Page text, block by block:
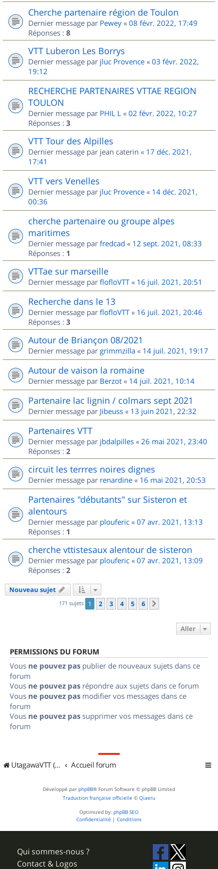
Cherche partenaire région de Toulon
Dernier message par Pewey « 08 févr. 2022, 17:49
Réponses : 8
VTT Luberon Les Borrys
Dernier message par jluc Provence « 03 févr. 2022,
19:12
RECHERCHE PARTENAIRES VTTAE REGION
TOULON
Dernier message par PHIL L « 02 févr. 2022, 10:27
Réponses : 3
VTT Tour des Alpilles
Dernier message par jean caterin « 17 déc. 2021,
17:41
VTT vers Venelles
Dernier message par jluc Provence « 14 déc. 2021,
00:36
cherche partenaire ou groupe alpes
maritimes
Dernier message par fredcad « 12 sept. 2021, 08:33
Réponses : 1
VTTae sur marseille
Dernier message par flofloVTT« 16 juil. 2021, 20:51
Recherche dans le 13
Dernier message par flofloVTT« 16 juil. 2021, 20:46
Réponses : 3
Autour de Briançon 08/2021
Dernier message par grimmzilla « 14 juil. 2021, 19:17
Autour de vaison la romaine
Dernier message par Berzot « 14 juil. 2021, 10:14
Partenaire lac lignin / colmars sept 2021
Dernier message par Jibeuss « 13 juin 2021, 22:32
Partenaires VTT
Dernier message par jbdalpilles « 26 mai 2021, 23:40
Réponses : 2
circuit les terrres noires dignes
Dernier message par renardine « 16 mai 2021, 20:53
Partenaires "débutants" sur Sisteron et
alentours
Dernier message par plouferic « 07 avr. 2021, 13:13
Réponses : 1
cherche vttistesaux alentour de sisteron
Dernier message par plouferic « 07 avr. 2021, 13:09
Réponses : 2
Nouveau sujet
171 sujets 1 2 3 4 5 6
Aller
PERMISSIONS DU FORUM
Vous ne pouvez pas publier de nouveaux sujets dans ce
forum
Vous ne pouvez pas répondre aux sujets dans ce forum
Vous ne pouvez pas modifier vos messages dans ce
forum
Vous ne pouvez pas supprimer vos messages dans ce
forum
UtagawaVTT (Randos VTT et VTTAE avec traces GPS) Accueil forum
Développé par phpBB® Forum Software © phpBB Limited
Traduction française officielle © Qiaeru
Optimized by: phpBB SEO
Confidentialité | Conditions
Qui sommes-nous ?
Contact & Logos